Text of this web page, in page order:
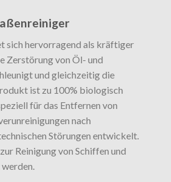
sich hervorragend als kräftiger
Zerstörung von Öl- und
und gleichzeitig die
ist zu 100% biologisch
für das Entfernen von
nach
Störungen entwickelt.
Reinigung von Schiffen und